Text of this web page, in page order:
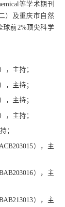
等学术期刊
）及重庆市自然
球前2%顶尖科学
，主持；
，主持；
，主持；
，主持；
；
），主
），主
），主